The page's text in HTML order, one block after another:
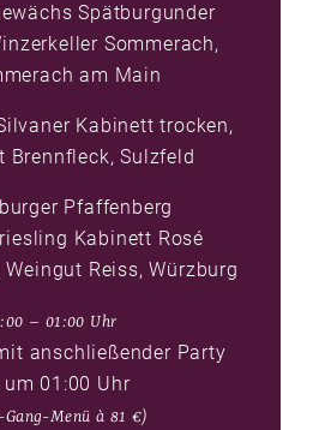
Spätburgunder
Sommerach,
am Main
Kabinett trocken,
Brennfleck, Sulzfeld
Pfaffenberg
Kabinett Rosé
Reiss, Würzburg
– 01:00 Uhr
anschließender Party
um 01:00 Uhr
Gang-Menü à 81 €)